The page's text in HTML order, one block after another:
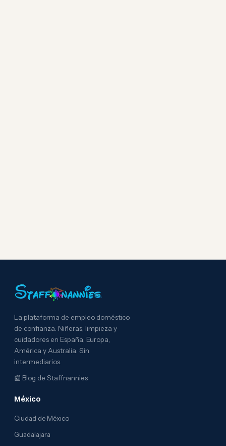
La plataforma de empleo doméstico
de confianza. Niñeras, limpieza y
cuidadores en España, Europa,
América y Australia. Sin
intermediarios.
📰 Blog de Staffnannies
México
Ciudad de México
Guadalajara